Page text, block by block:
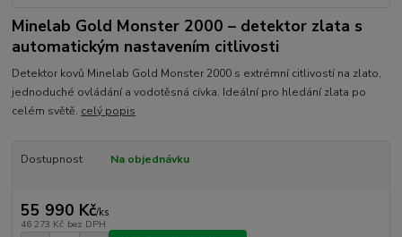
Minelab Gold Monster 2000 – detektor zlata s
automatickým nastavením citlivosti
Detektor kovů Minelab Gold Monster 2000 s extrémní citlivostí na zlato,
jednoduché ovládání a vodotěsná cívka. Ideální pro hledání zlata po
celém světě. celý popis
Dostupnost Na objednávku
55 990 Kč/ks
46 273 Kč bez DPH